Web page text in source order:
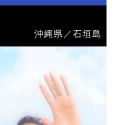
沖縄県／石垣島